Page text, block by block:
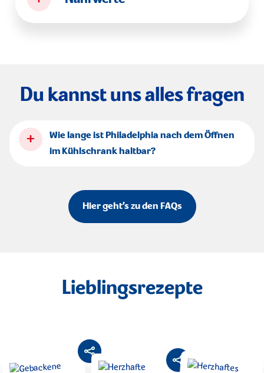
Du kannst uns alles fragen
+
Wie lange ist Philadelphia nach dem Öffnen
im Kühlschrank haltbar?
Hier geht’s zu den FAQs
Lieblingsrezepte